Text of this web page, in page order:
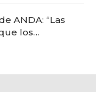
ANDA: “Las
los